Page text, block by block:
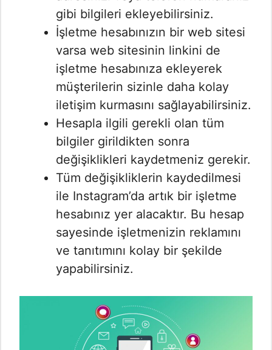
gibi bilgileri ekleyebilirsiniz.
İşletme hesabınızın bir web sitesi
varsa web sitesinin linkini de
işletme hesabınıza ekleyerek
müşterilerin sizinle daha kolay
iletişim kurmasını sağlayabilirsiniz.
Hesapla ilgili gerekli olan tüm
bilgiler girildikten sonra
değişiklikleri kaydetmeniz gerekir.
Tüm değişikliklerin kaydedilmesi
ile Instagram’da artık bir işletme
hesabınız yer alacaktır. Bu hesap
sayesinde işletmenizin reklamını
ve tanıtımını kolay bir şekilde
yapabilirsiniz.